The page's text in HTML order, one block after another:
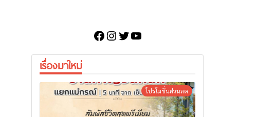
Facebook
Instagram
Twitter
YouTube
เรื่องมาใหม่
โปรโมชั่นส่วนลด